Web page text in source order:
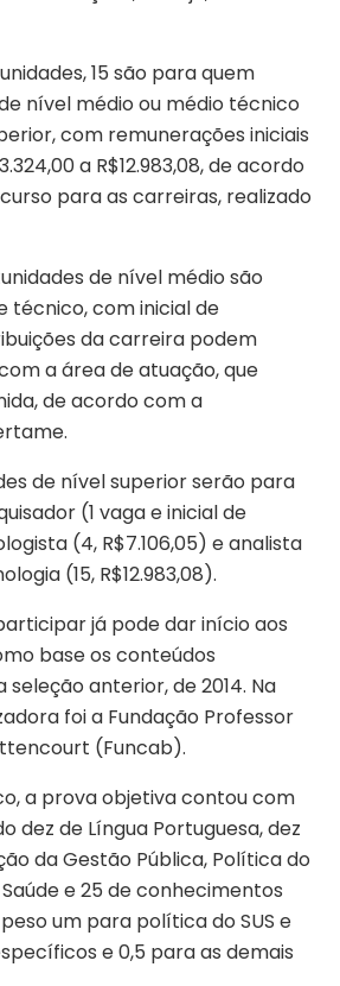
15 são para quem
nível médio ou médio técnico
com remunerações iniciais
a R$12.983,08, de acordo
para as carreiras, realizado
de nível médio são
técnico, com inicial de
da carreira podem
a área de atuação, que
de acordo com a
de nível superior serão para
(1 vaga e inicial de
(4, R$7.106,05) e analista
(15, R$12.983,08).
já pode dar início aos
base os conteúdos
anterior, de 2014. Na
foi a Fundação Professor
(Funcab).
a prova objetiva contou com
dez de Língua Portuguesa, dez
da Gestão Pública, Política do
e 25 de conhecimentos
um para política do SUS e
e 0,5 para as demais